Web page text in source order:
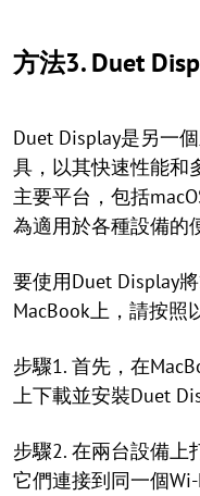
方法3. Duet
Duet Display是另一
具，以其快速性能和
主要平台，包括
為適用於各種設備的
要使用Duet Display
MacBook上，請按照
步驟1. 首先，在
上下載並安裝Duet
步驟2. 在兩台設備上
它們連接到同一個